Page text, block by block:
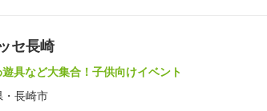
セ長崎
具など大集合！子供向けイベント
・長崎市